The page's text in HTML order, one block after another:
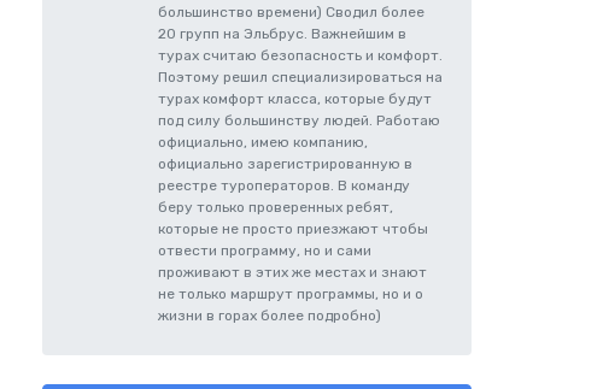
большинство времени) Сводил более
20 групп на Эльбрус. Важнейшим в
турах считаю безопасность и комфорт.
Поэтому решил специализироваться на
турах комфорт класса, которые будут
под силу большинству людей. Работаю
официально, имею компанию,
официально зарегистрированную в
реестре туроператоров. В команду
беру только проверенных ребят,
которые не просто приезжают чтобы
отвести программу, но и сами
проживают в этих же местах и знают
не только маршрут программы, но и о
жизни в горах более подробно)